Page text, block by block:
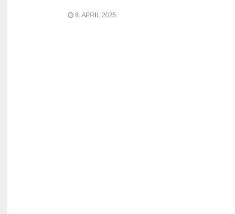
8. APRIL 2025